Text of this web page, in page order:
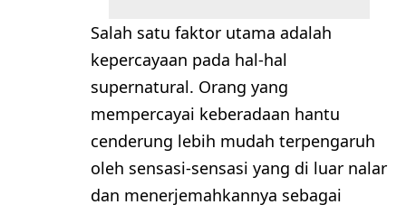
Salah satu faktor utama adalah
kepercayaan pada hal-hal
supernatural. Orang yang
mempercayai keberadaan hantu
cenderung lebih mudah terpengaruh
oleh sensasi-sensasi yang di luar nalar
dan menerjemahkannya sebagai